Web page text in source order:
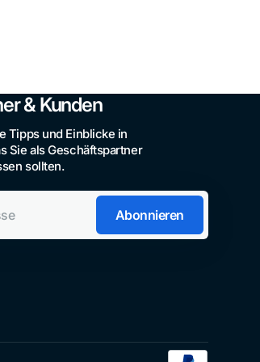
& Kunden
Tipps und Einblicke in
Sie als Geschäftspartner
sollten.
Abonnieren